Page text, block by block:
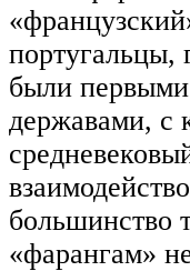
португальцы,
были
державами, с
большинство
«фарангам»